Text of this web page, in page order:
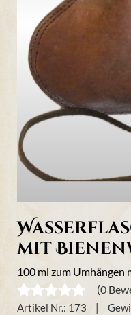
mit
100 ml zum Umhängen
(0
Artikel Nr.: 173